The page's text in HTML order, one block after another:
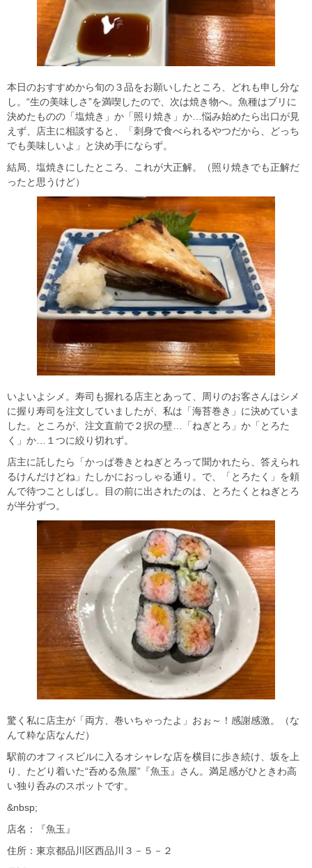
本日のおすすめから旬の３品をお願いしたところ、どれも申し分な
し。“生の美味しさ”を満喫したので、次は焼き物へ。魚種はブリに
決めたものの「塩焼き」か「照り焼き」か…悩み始めたら出口が見
えず、店主に相談すると、「刺身で食べられるやつだから、どっち
でも美味しいよ」と決め手にならず。
結局、塩焼きにしたところ、これが大正解。（照り焼きでも正解だ
ったと思うけど）
いよいよシメ。寿司も握れる店主とあって、周りのお客さんはシメ
に握り寿司を注文していましたが、私は「海苔巻き」に決めていま
した。ところが、注文直前で２択の壁…「ねぎとろ」か「とろた
く」か…１つに絞り切れず。
店主に託したら「かっぱ巻きとねぎとろって聞かれたら、答えられ
るけんだけどね」たしかにおっしゃる通り。で、「とろたく」を頼
んで待つことしばし。目の前に出されたのは、とろたくとねぎとろ
が半分ずつ。
驚く私に店主が「両方、巻いちゃったよ」おぉ～！感謝感激。（な
んて粋な店なんだ）
駅前のオフィスビルに入るオシャレな店を横目に歩き続け、坂を上
り、たどり着いた“呑める魚屋”『魚玉』さん。満足感がひときわ高
い独り呑みのスポットです。
&nbsp;
店名：『魚玉』
住所：東京都品川区西品川３－５－２